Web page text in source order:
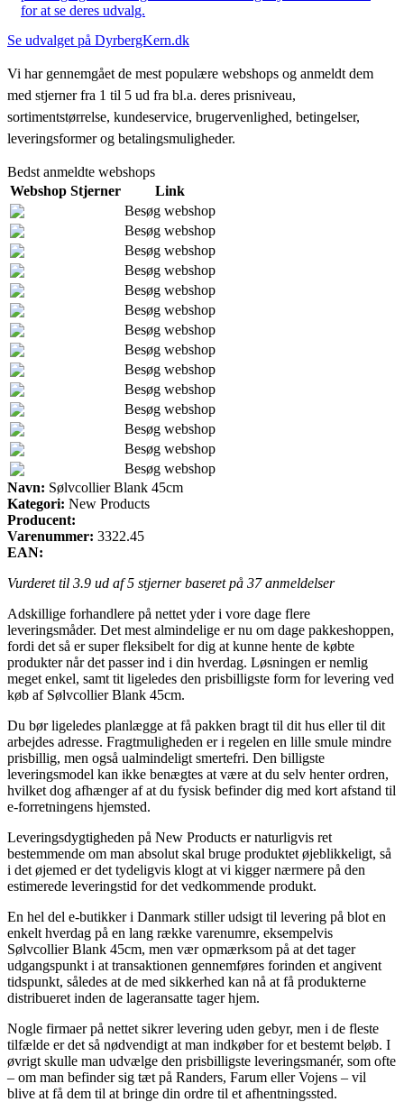
for at se deres udvalg.
Se udvalget på DyrbergKern.dk
Vi har gennemgået de mest populære webshops og anmeldt dem
med stjerner fra 1 til 5 ud fra bl.a. deres prisniveau,
sortimentstørrelse, kundeservice, brugervenlighed, betingelser,
leveringsformer og betalingsmuligheder.
Bedst anmeldte webshops
Webshop Stjerner
Link
Besøg webshop
Besøg webshop
Besøg webshop
Besøg webshop
Besøg webshop
Besøg webshop
Besøg webshop
Besøg webshop
Besøg webshop
Besøg webshop
Besøg webshop
Besøg webshop
Besøg webshop
Besøg webshop
Navn: Sølvcollier Blank 45cm
Kategori: New Products
Producent:
Varenummer: 3322.45
EAN:
Vurderet til 3.9 ud af 5 stjerner baseret på 37anmeldelser
Adskillige forhandlere på nettet yder i vore dage flere
leveringsmåder. Det mest almindelige er nu om dage pakkeshoppen,
fordi det så er super fleksibelt for dig at kunne hente de købte
produkter når det passer ind i din hverdag. Løsningen er nemlig
meget enkel, samt tit ligeledes den prisbilligste form for levering ved
køb af Sølvcollier Blank 45cm.
Du bør ligeledes planlægge at få pakken bragt til dit hus eller til dit
arbejdes adresse. Fragtmuligheden er i regelen en lille smule mindre
prisbillig, men også ualmindeligt smertefri. Den billigste
leveringsmodel kan ikke benægtes at være at du selv henter ordren,
hvilket dog afhænger af at du fysisk befinder dig med kort afstand til
e-forretningens hjemsted.
Leveringsdygtigheden på New Products er naturligvis ret
bestemmende om man absolut skal bruge produktet øjeblikkeligt, så
i det øjemed er det tydeligvis klogt at vi kigger nærmere på den
estimerede leveringstid for det vedkommende produkt.
En hel del e-butikker i Danmark stiller udsigt til levering på blot en
enkelt hverdag på en lang række varenumre, eksempelvis
Sølvcollier Blank 45cm, men vær opmærksom på at det tager
udgangspunkt i at transaktionen gennemføres forinden et angivent
tidspunkt, således at de med sikkerhed kan nå at få produkterne
distribueret inden de lageransatte tager hjem.
Nogle firmaer på nettet sikrer levering uden gebyr, men i de fleste
tilfælde er det så nødvendigt at man indkøber for et bestemt beløb. I
øvrigt skulle man udvælge den prisbilligste leveringsmanér, som ofte
– om man befinder sig tæt på Randers, Farum eller Vojens – vil
blive at få dem til at bringe din ordre til et afhentningssted.